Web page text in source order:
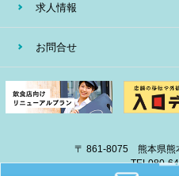
求人情報
お問合せ
〒 861-8075 熊本県熊
TEL080-